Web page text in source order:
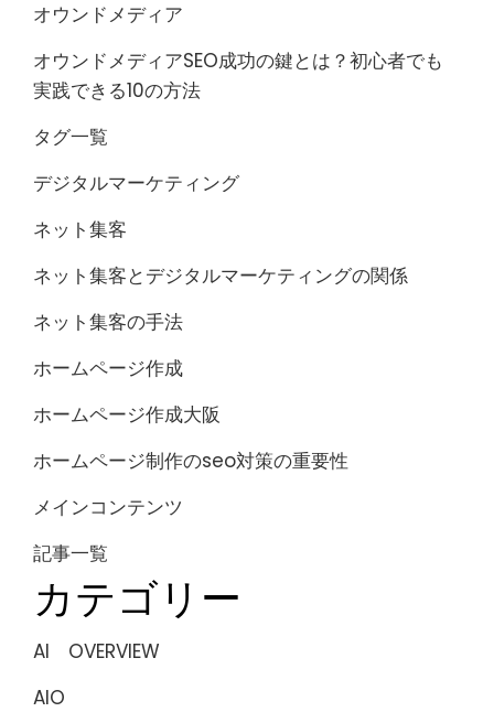
オウンドメディア
オウンドメディアSEO成功の鍵とは？初心者でも
実践できる10の方法
タグ一覧
デジタルマーケティング
ネット集客
ネット集客とデジタルマーケティングの関係
ネット集客の手法
ホームページ作成
ホームページ作成大阪
ホームページ制作のseo対策の重要性
メインコンテンツ
記事一覧
カテゴリー
AI OVERVIEW
AIO